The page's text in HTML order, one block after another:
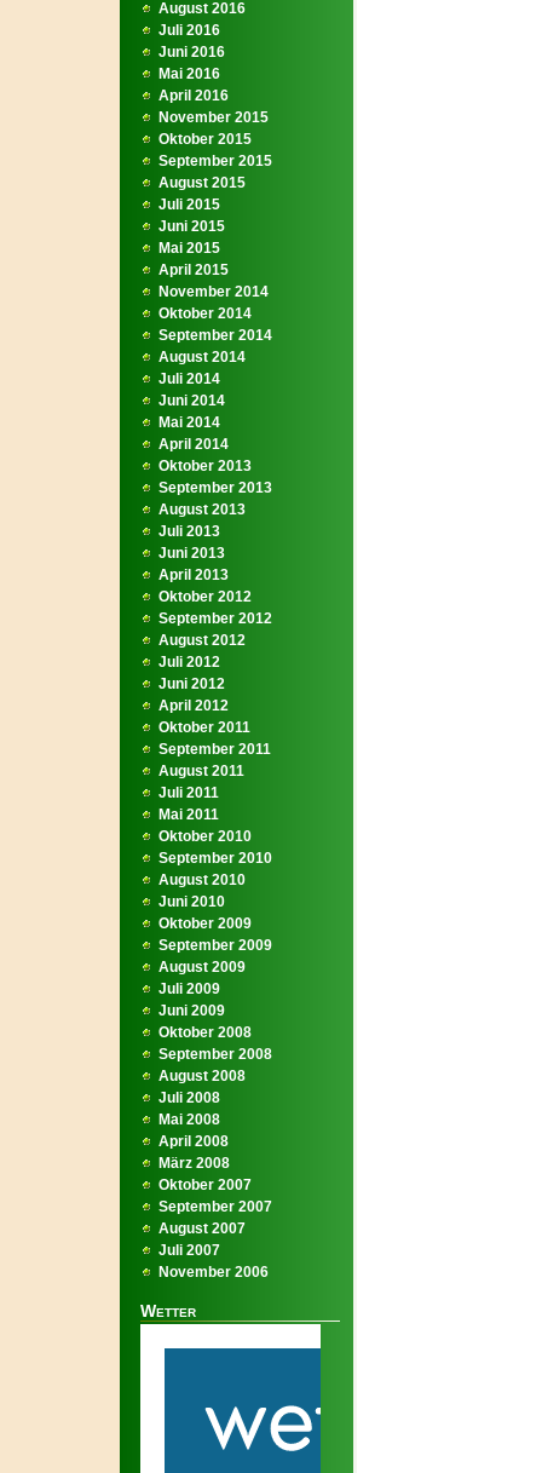
August 2016
Juli 2016
Juni 2016
Mai 2016
April 2016
November 2015
Oktober 2015
September 2015
August 2015
Juli 2015
Juni 2015
Mai 2015
April 2015
November 2014
Oktober 2014
September 2014
August 2014
Juli 2014
Juni 2014
Mai 2014
April 2014
Oktober 2013
September 2013
August 2013
Juli 2013
Juni 2013
April 2013
Oktober 2012
September 2012
August 2012
Juli 2012
Juni 2012
April 2012
Oktober 2011
September 2011
August 2011
Juli 2011
Mai 2011
Oktober 2010
September 2010
August 2010
Juni 2010
Oktober 2009
September 2009
August 2009
Juli 2009
Juni 2009
Oktober 2008
September 2008
August 2008
Juli 2008
Mai 2008
April 2008
März 2008
Oktober 2007
September 2007
August 2007
Juli 2007
November 2006
Wetter